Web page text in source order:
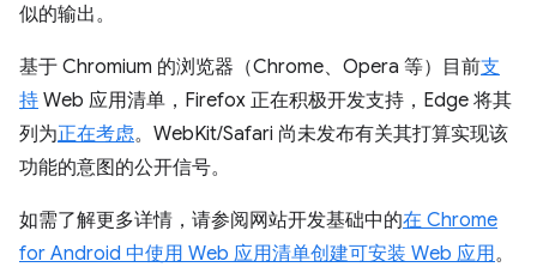
似的输出。
基于 Chromium 的浏览器（Chrome、Opera 等）目前支
持 Web 应用清单，Firefox 正在积极开发支持，Edge 将其
列为正在考虑。WebKit/Safari 尚未发布有关其打算实现该
功能的意图的公开信号。
如需了解更多详情，请参阅网站开发基础中的在 Chrome
for Android 中使用 Web 应用清单创建可安装 Web 应用。